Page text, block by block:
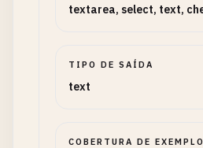
textarea, select, text,
TIPO DE SAÍDA
text
COBERTURA DE